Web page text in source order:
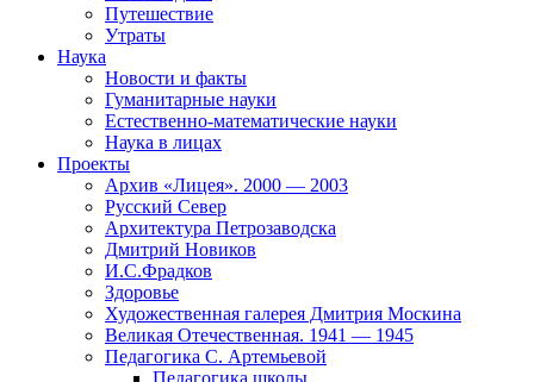
Путешествие
Утраты
Наука
Новости и факты
Гуманитарные науки
Естественно-математические науки
Наука в лицах
Проекты
Архив «Лицея». 2000 — 2003
Русский Север
Архитектура Петрозаводска
Дмитрий Новиков
И.С.Фрадков
Здоровье
Художественная галерея Дмитрия Москина
Великая Отечественная. 1941 — 1945
Педагогика С. Артемьевой